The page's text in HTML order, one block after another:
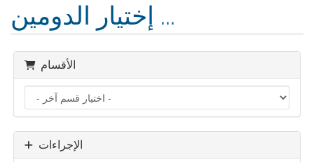
إختيار الدومين ...
الأقسام
الإجراءات